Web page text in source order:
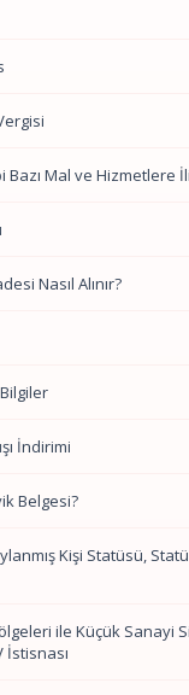
Bazı Mal ve Hizmetlere
Nasıl Alınır?
İndirimi
Belgesi?
Kişi Statüsü,
ile Küçük Sanayi
İstisnası